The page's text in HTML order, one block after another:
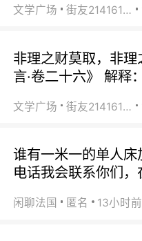
文学广场 街友21416156
非理之财莫取，非
言·卷二十六》 解释
文学广场 街友21416156
谁有一米一的单人
电话我会联系你们
闲聊法国 匿名 13小时前